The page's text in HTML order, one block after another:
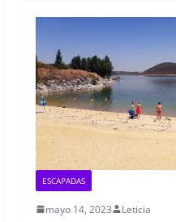
ESCAPADAS
mayo 14, 2023 Leticia